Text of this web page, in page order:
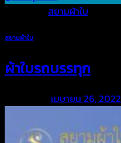
สยามผ้าใบ
สยามผ้าใบ
ผ้าใบรถบรรทุก
เมษายน 26, 2022